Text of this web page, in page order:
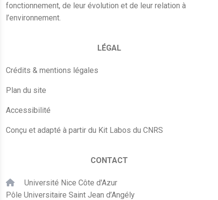
fonctionnement, de leur évolution et de leur relation à
l’environnement.
LÉGAL
Crédits & mentions légales
Plan du site
Accessibilité
Conçu et adapté à partir du Kit Labos du CNRS
CONTACT
Université Nice Côte d'Azur
Pôle Universitaire Saint Jean d’Angély